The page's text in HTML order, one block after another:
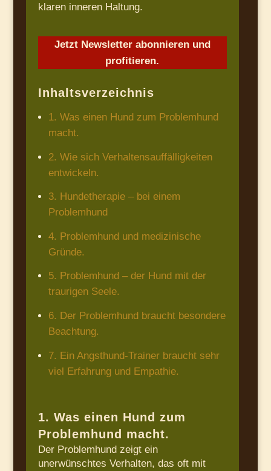
klaren inneren Haltung.
Jetzt Newsletter abonnieren und
profitieren.
Inhaltsverzeichnis
1. Was einen Hund zum Problemhund
macht.
2. Wie sich Verhaltensauffälligkeiten
entwickeln.
3. Hundetherapie – bei einem
Problemhund
4. Problemhund und medizinische
Gründe.
5. Problemhund – der Hund mit der
traurigen Seele.
6. Der Problemhund braucht besondere
Beachtung.
7. Ein Angsthund-Trainer braucht sehr
viel Erfahrung und Empathie.
1. Was einen Hund zum
Problemhund macht.
Der Problemhund zeigt ein
unerwünschtes Verhalten, das oft mit